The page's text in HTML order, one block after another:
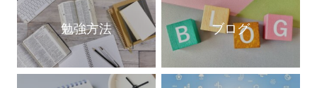
勉強方法 ブログ